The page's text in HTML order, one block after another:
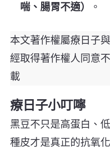
喘、腸胃不適）
。
本文著作權屬療日子
經取得著作權人同意
載
療日子小叮嚀
黑豆不只是高蛋白、
種皮才是真正的抗氧